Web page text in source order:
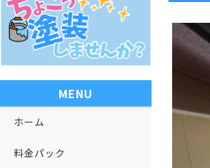
MENU
ホーム
料金パック